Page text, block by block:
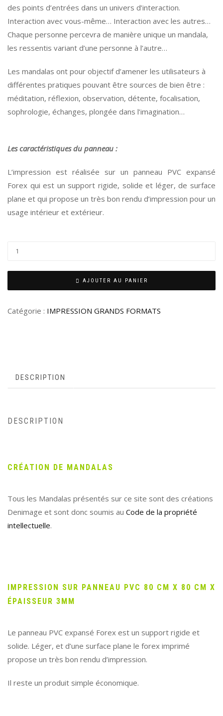
des points d’entrées dans un univers d’interaction.
Interaction avec vous-même… Interaction avec les autres…
Chaque personne percevra de manière unique un mandala,
les ressentis variant d’une personne à l’autre…
Les mandalas ont pour objectif d’amener les utilisateurs à
différentes pratiques pouvant être sources de bien être :
méditation, réflexion, observation, détente, focalisation,
sophrologie, échanges, plongée dans l’imagination…
Les caractéristiques du panneau :
L’impression est réalisée sur un panneau PVC expansé
Forex qui est un support rigide, solide et léger, de surface
plane et qui propose un très bon rendu d’impression pour un
usage intérieur et extérieur.
AJOUTER AU PANIER
Catégorie : IMPRESSION GRANDS FORMATS
DESCRIPTION
DESCRIPTION
CRÉATION DE MANDALAS
Tous les Mandalas présentés sur ce site sont des créations
Denimage et sont donc soumis au Code de la propriété
intellectuelle.
IMPRESSION SUR PANNEAU PVC 80 CM X 80 CM X
ÉPAISSEUR 3MM
Le panneau PVC expansé Forex est un support rigide et
solide. Léger, et d’une surface plane le forex imprimé
propose un très bon rendu d’impression.
Il reste un produit simple économique.